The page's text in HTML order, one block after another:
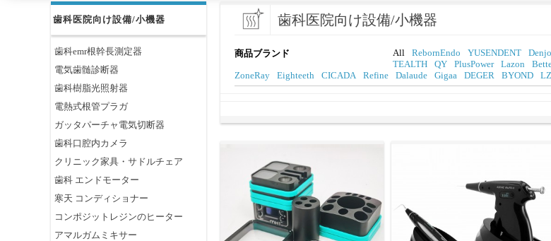
歯科医院向け設備/小機器
歯科emr根幹長測定器
電気歯髄診断器
歯科樹脂光照射器
電熱式根管プラガ
ガッタパーチャ電気切断器
歯科口腔内カメラ
クリニック家具・サドルチェア
歯科 エンドモーター
寒天 コンディショナー
コンポジットレジンのヒーター
アマルガムミキサー
歯科医院向け設備/小機器
商品ブランド All RebornEndo YUSENDENT
TEALTH
QY PlusPower Lazon
ZoneRay
Eighteeth CICADA Refine Dalaude Gigaa DEGER BYOND LZ